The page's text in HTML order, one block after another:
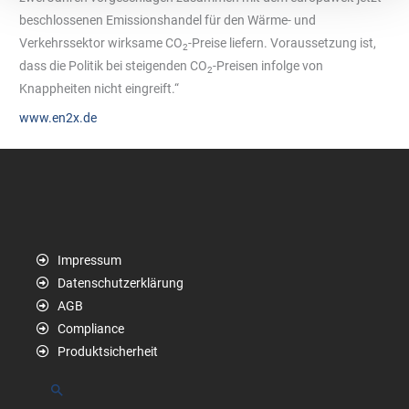
beschlossenen Emissionshandel für den Wärme- und
Verkehrssektor wirksame CO2-Preise liefern. Voraussetzung ist,
dass die Politik bei steigenden CO2-Preisen infolge von
Knappheiten nicht eingreift.“
www.en2x.de
Impressum
Datenschutzerklärung
AGB
Compliance
Produktsicherheit
Suchen